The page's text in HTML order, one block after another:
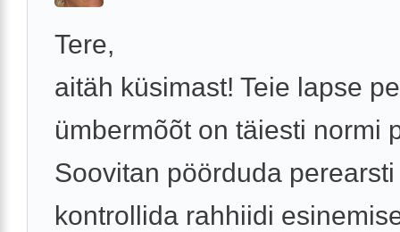
Tere,
aitäh küsimast! Teie lapse
ümbermõõt on täiesti normi
Soovitan pöörduda
kontrollida rahhiidi